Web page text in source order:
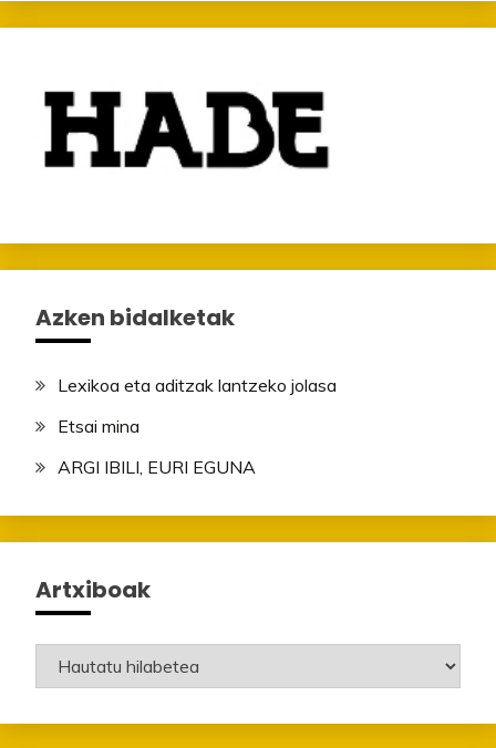
Azken bidalketak
Lexikoa eta aditzak lantzeko jolasa
Etsai mina
ARGI IBILI, EURI EGUNA
Artxiboak
Artxiboak